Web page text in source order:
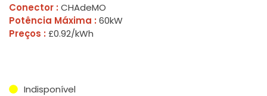
Conector : CHAdeMO
Potência Máxima : 60kW
Preços : £0.92/kWh
Indisponível